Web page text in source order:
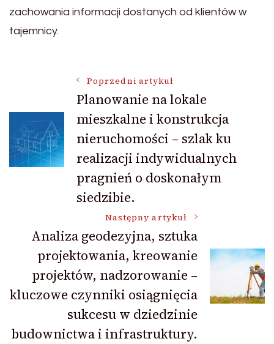
zachowania informacji dostanych od klientów w
tajemnicy.
Nawigacja
wpisu
Poprzedni artykuł
Planowanie na lokale
mieszkalne i konstrukcja
nieruchomości – szlak ku
realizacji indywidualnych
pragnień o doskonałym
siedzibie.
Następny artykuł
Analiza geodezyjna, sztuka
projektowania, kreowanie
projektów, nadzorowanie –
kluczowe czynniki osiągnięcia
sukcesu w dziedzinie
budownictwa i infrastruktury.